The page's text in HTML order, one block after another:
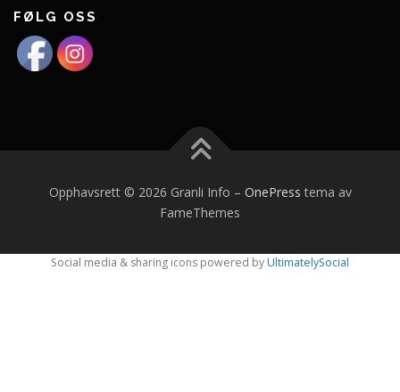
FØLG OSS
Opphavsrett © 2026 Granli Info – OnePress tema av
FameThemes
Social media & sharing icons powered byUltimatelySocial